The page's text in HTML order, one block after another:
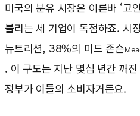
미국의 분유 시장은 이른바 ‘고
불리는 세 기업이 독점하죠. 시
뉴트리션, 38%의 미드 존슨
. 이 구도는 지난 몇십 년간 깨
정부가 이들의 소비자거든요.